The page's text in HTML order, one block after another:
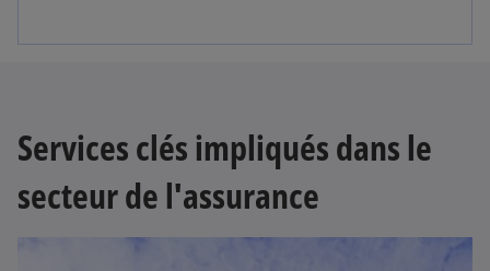
Services clés impliqués dans le
secteur de l'assurance